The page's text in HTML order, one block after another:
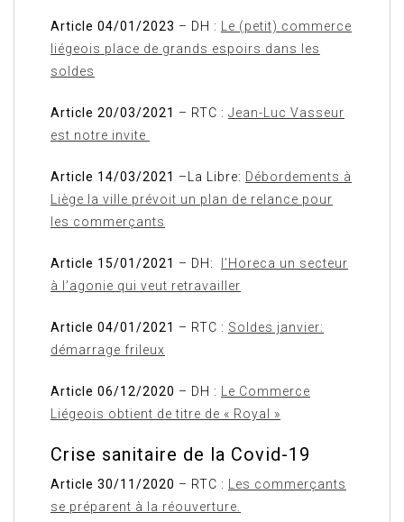
Article 04/01/2023 – DH : Le (petit) commerce
liégeois place de grands espoirs dans les
soldes
Article 20/03/2021 – RTC : Jean-Luc Vasseur
est notre invite
Article 14/03/2021 –La Libre: Débordements à
Liège la ville prévoit un plan de relance pour
les commerçants
Article 15/01/2021 – DH: l’Horeca un secteur
à l’agonie qui veut retravailler
Article 04/01/2021 – RTC : Soldes janvier:
démarrage frileux
Article 06/12/2020 – DH : Le Commerce
Liégeois obtient de titre de « Royal »
Crise sanitaire de la Covid-19
Article 30/11/2020 – RTC : Les commerçants
se préparent à la réouverture.